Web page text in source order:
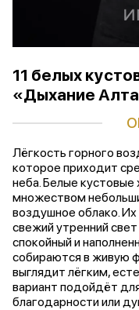
11 белых
«Дыхание
Лёгкость горного
которое приходит
неба. Белые
множеством
воздушное облако.
свежий утренний
спокойный и
собираются в живую
выглядит лёгким,
вариант подойдёт
благодарности или